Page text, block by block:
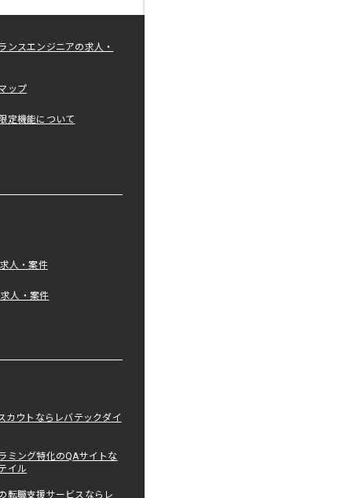
ンスエンジニアの求人・
ップ
定機能について
人・案件
人・案件
カウトならレバテックダイ
ミング特化のQAサイトな
イル
転職支援サービスならレ